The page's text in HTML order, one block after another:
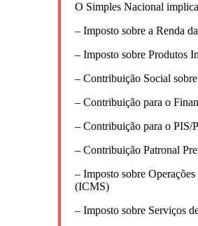
O Simples Nacional
– Imposto sobre a Renda
– Imposto sobre Produtos
– Contribuição Social
– Contribuição para o
– Contribuição para o PIS/
– Contribuição Patronal
– Imposto sobre
(ICMS)
– Imposto sobre Serviços